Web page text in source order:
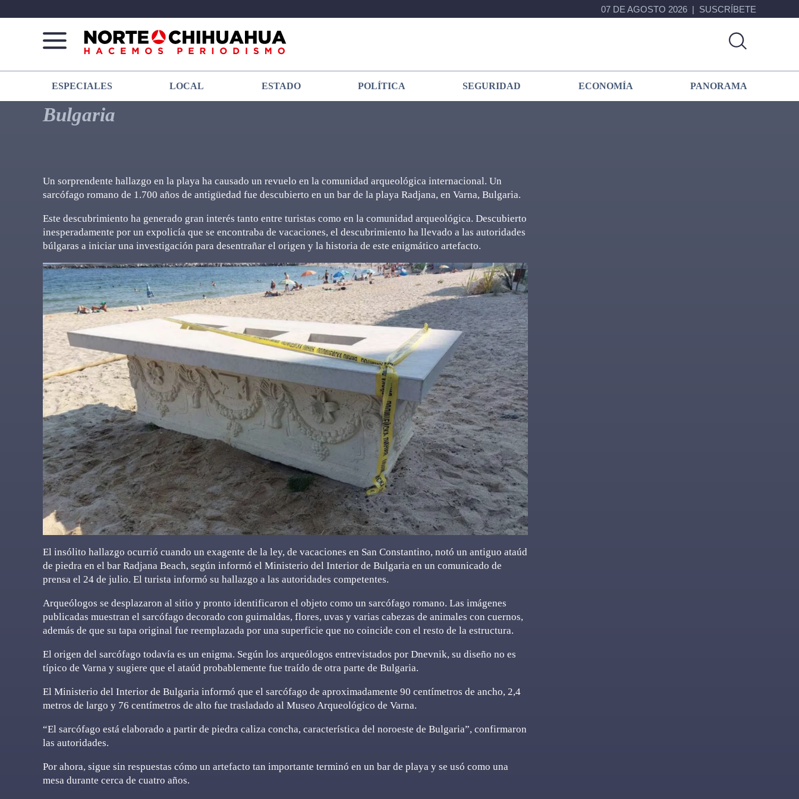
07 DE AGOSTO 2026 SUSCRÍBETE
Norte
De
Chihuahua
Más
que
noticias,
hacemos periodismo
ESPECIALES LOCAL ESTADO POLÍTICA SEGURIDAD ECONOMÍA PANORAMA
Bulgaria
Un sorprendente hallazgo en la playa ha causado un revuelo en la comunidad arqueológica internacional. Un
sarcófago romano de 1.700 años de antigüedad fue descubierto en un bar de la playa Radjana, en Varna, Bulgaria.
Este descubrimiento ha generado gran interés tanto entre turistas como en la comunidad arqueológica. Descubierto
inesperadamente por un expolicía que se encontraba de vacaciones, el descubrimiento ha llevado a las autoridades
búlgaras a iniciar una investigación para desentrañar el origen y la historia de este enigmático artefacto.
El insólito hallazgo ocurrió cuando un exagente de la ley, de vacaciones en San Constantino, notó un antiguo ataúd
de piedra en el bar Radjana Beach, según informó el Ministerio del Interior de Bulgaria en un comunicado de
prensa el 24 de julio. El turista informó su hallazgo a las autoridades competentes.
Arqueólogos se desplazaron al sitio y pronto identificaron el objeto como un sarcófago romano. Las imágenes
publicadas muestran el sarcófago decorado con guirnaldas, flores, uvas y varias cabezas de animales con cuernos,
además de que su tapa original fue reemplazada por una superficie que no coincide con el resto de la estructura.
El origen del sarcófago todavía es un enigma. Según los arqueólogos entrevistados por Dnevnik, su diseño no es
típico de Varna y sugiere que el ataúd probablemente fue traído de otra parte de Bulgaria.
El Ministerio del Interior de Bulgaria informó que el sarcófago de aproximadamente 90 centímetros de ancho, 2,4
metros de largo y 76 centímetros de alto fue trasladado al Museo Arqueológico de Varna.
“El sarcófago está elaborado a partir de piedra caliza concha, característica del noroeste de Bulgaria”, confirmaron
las autoridades.
Por ahora, sigue sin respuestas cómo un artefacto tan importante terminó en un bar de playa y se usó como una
mesa durante cerca de cuatro años.